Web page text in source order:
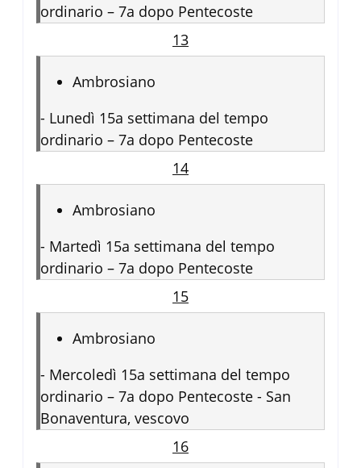
ordinario – 7a dopo Pentecoste
13
Ambrosiano
- Lunedì 15a settimana del tempo
ordinario – 7a dopo Pentecoste
14
Ambrosiano
- Martedì 15a settimana del tempo
ordinario – 7a dopo Pentecoste
15
Ambrosiano
- Mercoledì 15a settimana del tempo
ordinario – 7a dopo Pentecoste - San
Bonaventura, vescovo
16